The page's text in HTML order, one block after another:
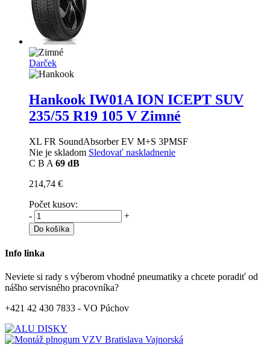
Darček
Hankook IW01A ION ICEPT SUV
235/55 R19 105 V Zimné
XL FR SoundAbsorber EV M+S 3PMSF
Nie je skladom Sledovať naskladnenie
C B A 69 dB
214,74 €
Počet kusov:
-
+
Do košíka
Info linka
Neviete si rady s výberom vhodné pneumatiky a chcete poradiť od
nášho servisného pracovníka?
+421 42 430 7833 - VO Púchov